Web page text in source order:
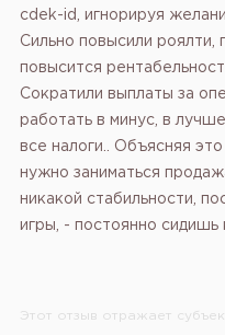
cdek-id, игнорируя
Сильно повысили роялти,
повысится
Сократили выплаты за
работать в минус, в
все налоги.. Объясняя
нужно заниматься
никакой стабильности,
игры, - постоянно сидишь
Этот отзыв отражает